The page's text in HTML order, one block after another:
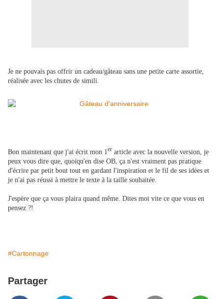
Je ne pouvais pas offrir un cadeau/gâteau sans une petite carte assortie,
réalisée avec les chutes de simili.
Bon maintenant que j'ai écrit mon 1 er article avec la nouvelle version, je
peux vous dire que, quoiqu'en dise OB, ça n'est vraiment pas pratique
d'écrire par petit bout tout en gardant l'inspiration et le fil de ses idées et
je n'ai pas réussi à mettre le texte à la taille souhaitée.
J'espère que ça vous plaira quand même. Dites moi vite ce que vous en
pensez ?!
#Cartonnage
Partager